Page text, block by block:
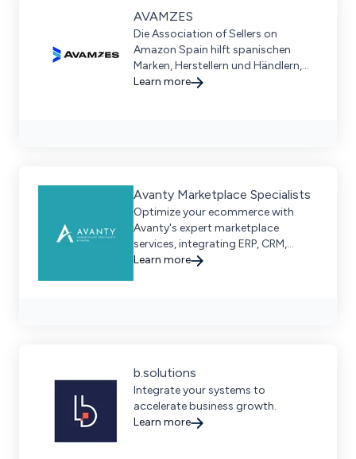
AVAMZES
Die Association of Sellers on
Amazon Spain hilft spanischen
Marken, Herstellern und Händlern,
auf dem Amazon-Marktplatz
Learn more
Avanty Marketplace Specialists
Optimize your ecommerce with
Avanty's expert marketplace
services, integrating ERP, CRM,
WMS, and PIM systems for seamless
Learn more
b.solutions
Integrate your systems to
accelerate business growth.
Learn more